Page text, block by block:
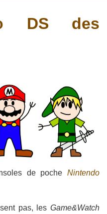
DS des
de poche Nintendo
pas, les Game&Watch